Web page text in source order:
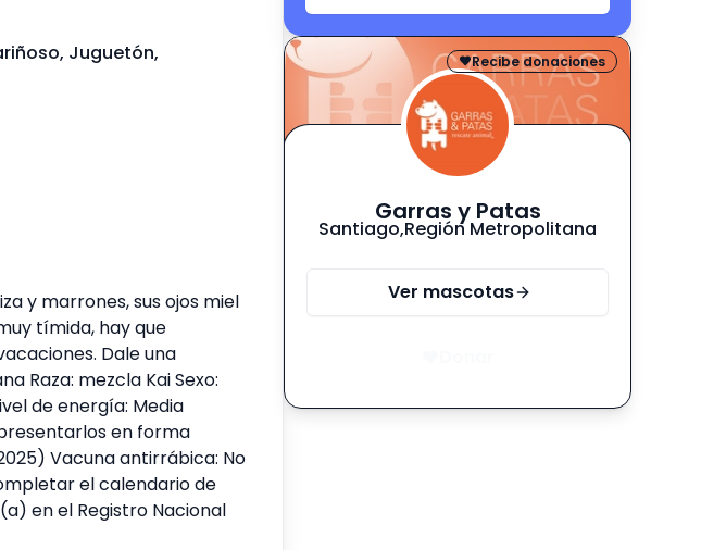
Juguetón,
y marrones, sus ojos miel
tímida, hay que
Dale una
Raza: mezcla Kai Sexo:
de energía: Media
en forma
Vacuna antirrábica: No
el calendario de
en el Registro Nacional
Recibe donaciones
Garras y Patas
Santiago,Región Metropolitana
Ver mascotas